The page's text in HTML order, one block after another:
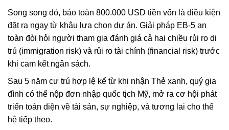
Song song đó, bảo toàn 800.000 USD tiền vốn là điều kiện
đặt ra ngay từ khâu lựa chọn dự án. Giải pháp EB-5 an
toàn đòi hỏi người tham gia đánh giá cả hai chiều rủi ro di
trú (immigration risk) và rủi ro tài chính (financial risk) trước
khi cam kết ngân sách.
Sau 5 năm cư trú hợp lệ kể từ khi nhận Thẻ xanh, quý gia
đình có thể nộp đơn nhập quốc tịch Mỹ, mở ra cơ hội phát
triển toàn diện về tài sản, sự nghiệp, và tương lai cho thế
hệ tiếp theo.